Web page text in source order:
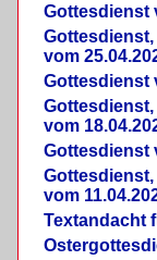
Gottesdienst
vom
Gottesdienst
vom
Gottesdienst
vom
Textandacht